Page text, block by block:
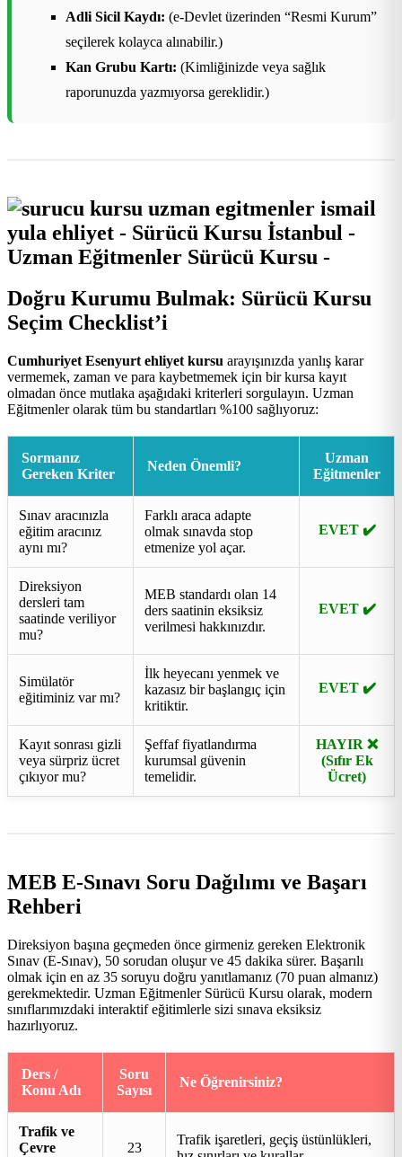
Adli Sicil Kaydı: (e-Devlet üzerinden “Resmi Kurum”
seçilerek kolayca alınabilir.)
Kan Grubu Kartı: (Kimliğinizde veya sağlık
raporunuzda yazmıyorsa gereklidir.)
Doğru Kurumu Bulmak: Sürücü Kursu
Seçim Checklist’i
Cumhuriyet Esenyurt ehliyet kursu arayışınızda yanlış karar
vermemek, zaman ve para kaybetmemek için bir kursa kayıt
olmadan önce mutlaka aşağıdaki kriterleri sorgulayın. Uzman
Eğitmenler olarak tüm bu standartları %100 sağlıyoruz:
Sormanız
Gereken Kriter
Neden Önemli?
Uzman
Eğitmenler
Sınav aracınızla
eğitim aracınız
aynı mı?
Farklı araca adapte
olmak sınavda stop
etmenize yol açar.
EVET ✔️
Direksiyon
dersleri tam
saatinde veriliyor
mu?
MEB standardı olan 14
ders saatinin eksiksiz
verilmesi hakkınızdır.
EVET ✔️
Simülatör
eğitiminiz var mı?
İlk heyecanı yenmek ve
kazasız bir başlangıç için
kritiktir.
EVET ✔️
Kayıt sonrası gizli
veya sürpriz ücret
çıkıyor mu?
Şeffaf fiyatlandırma
kurumsal güvenin
temelidir.
HAYIR ❌
(Sıfır Ek
Ücret)
MEB E-Sınavı Soru Dağılımı ve Başarı
Rehberi
Direksiyon başına geçmeden önce girmeniz gereken Elektronik
Sınav (E-Sınav), 50 sorudan oluşur ve 45 dakika sürer. Başarılı
olmak için en az 35 soruyu doğru yanıtlamanız (70 puan almanız)
gerekmektedir. Uzman Eğitmenler Sürücü Kursu olarak, modern
sınıflarımızdaki interaktif eğitimlerle sizi sınava eksiksiz
hazırlıyoruz.
Ders /
Konu Adı
Soru
Sayısı
Ne Öğrenirsiniz?
Trafik ve
Çevre
23
Trafik işaretleri, geçiş üstünlükleri,